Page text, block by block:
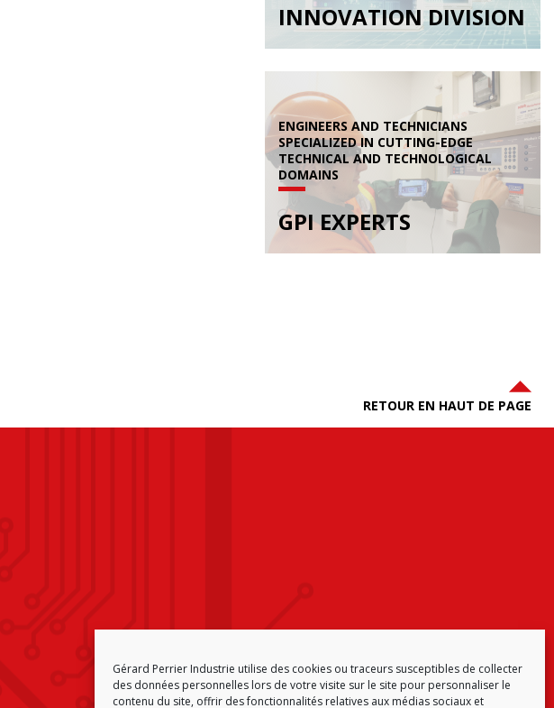
Gérard Perrier Industrie utilise des cookies ou traceurs susceptibles de collecter
des données personnelles lors de votre visite sur le site pour personnaliser le
contenu du site, offrir des fonctionnalités relatives aux médias sociaux et
INNOVATION DIVISION
ENGINEERS AND TECHNICIANS
SPECIALIZED IN CUTTING-EDGE
TECHNICAL AND TECHNOLOGICAL
DOMAINS
GPI EXPERTS
RETOUR EN HAUT DE PAGE